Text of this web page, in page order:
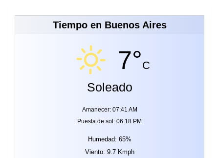
Tiempo en Buenos Aires
7°C
Soleado
Amanecer: 07:41 AM
Puesta de sol: 06:18 PM
Humedad: 65%
Viento: 9.7 Kmph